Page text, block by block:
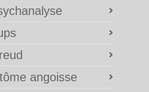
angoisse